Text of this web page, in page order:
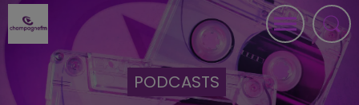
PODCASTS